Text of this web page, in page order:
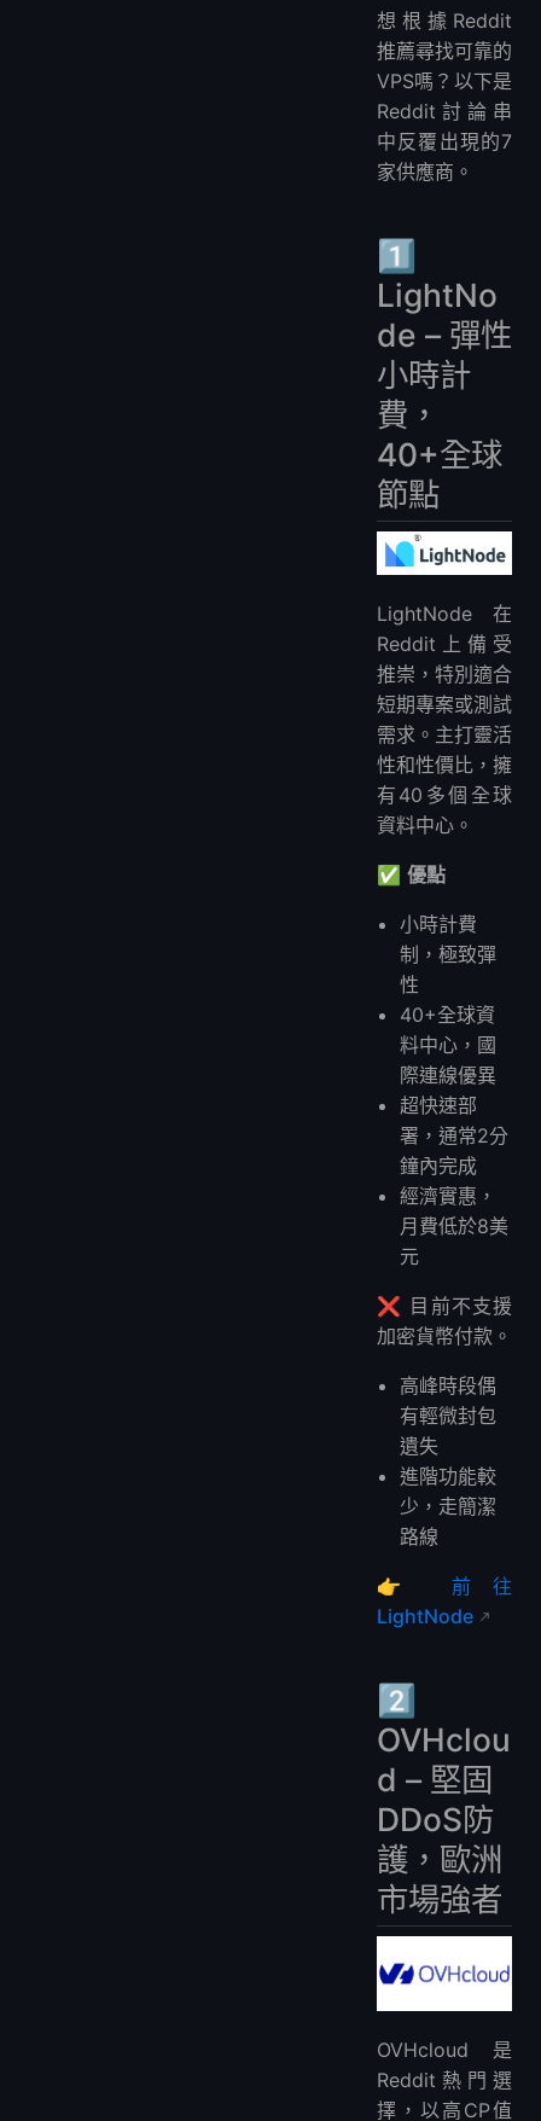
想根據Reddit
推薦尋找可靠的
VPS嗎？以下是
Reddit討論串
中反覆出現的7
家供應商。
1️⃣
LightNo
de – 彈性
小時計
費，
40+全球
節點
LightNode在
Reddit上備受
推崇，特別適合
短期專案或測試
需求。主打靈活
性和性價比，擁
有40多個全球
資料中心。
✅ 優點
小時計費
制，極致彈
性
40+全球資
料中心，國
際連線優異
超快速部
署，通常2分
鐘內完成
經濟實惠，
月費低於8美
元
❌ 目前不支援
加密貨幣付款。
高峰時段偶
有輕微封包
遺失
進階功能較
少，走簡潔
路線
👉 前往
LightNode
2️⃣
OVHclou
d – 堅固
DDoS防
護，歐洲
市場強者
OVHcloud是
Reddit熱門選
擇，以高CP值